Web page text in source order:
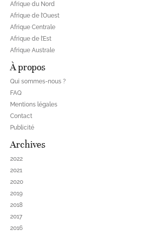
Afrique du Nord
Afrique de l’Ouest
Afrique Centrale
Afrique de l’Est
Afrique Australe
À propos
Qui sommes-nous ?
FAQ
Mentions légales
Contact
Publicité
Archives
2022
2021
2020
2019
2018
2017
2016